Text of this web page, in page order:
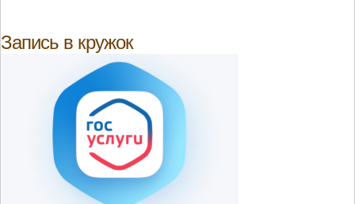
Запись в кружок